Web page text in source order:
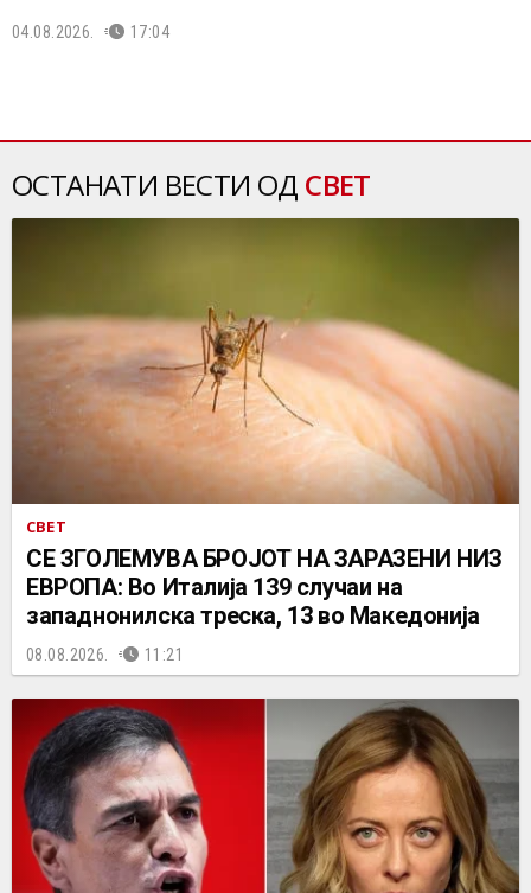
04.08.2026. 17:04
ОСТАНАТИ ВЕСТИ ОД СВЕТ
СВЕТ
СЕ ЗГОЛЕМУВА БРОЈОТ НА ЗАРАЗЕНИ НИЗ
ЕВРОПА: Во Италија 139 случаи на
западнонилска треска, 13 во Македонија
08.08.2026. 11:21